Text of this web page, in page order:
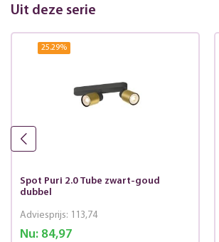
Uit deze serie
25.29%
Spot Puri 2.0 Tube zwart-goud
dubbel
Nu:84,97
Adviesprijs: 113,74